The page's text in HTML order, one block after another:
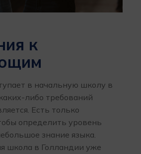
к
в начальную школу в
либо требований
Есть только
определить уровень
знание языка.
школа в Голландии уже